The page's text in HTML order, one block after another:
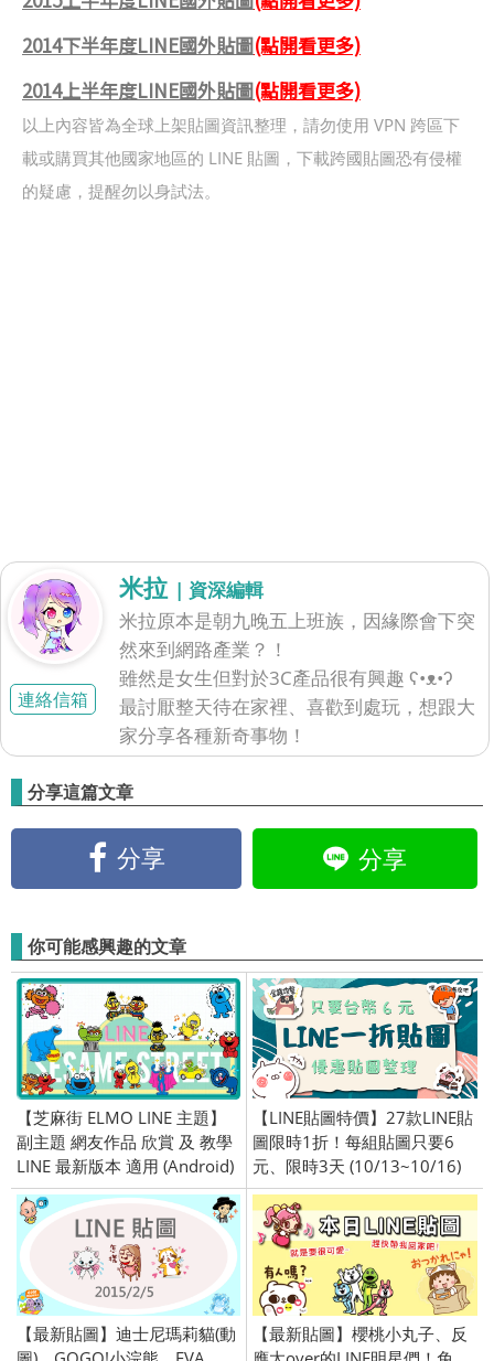
2014下半年度LINE國外貼圖(點開看更多)
2014上半年度LINE國外貼圖(點開看更多)
以上內容皆為全球上架貼圖資訊整理，請勿使用 VPN 跨區下
載或購買其他國家地區的 LINE 貼圖，下載跨國貼圖恐有侵權
的疑慮，提醒勿以身試法。
連絡信箱
米拉 | 資深編輯
米拉原本是朝九晚五上班族，因緣際會下突
然來到網路產業？！
雖然是女生但對於3C產品很有興趣 ʕ•ᴥ•ʔ
最討厭整天待在家裡、喜歡到處玩，想跟大
家分享各種新奇事物！
分享這篇文章
分享 分享
你可能感興趣的文章
【芝麻街 ELMO LINE 主題】
副主題 網友作品 欣賞 及 教學
LINE 最新版本 適用 (Android)
【LINE貼圖特價】27款LINE貼
圖限時1折！每組貼圖只要6
元、限時3天 (10/13~10/16)
【最新貼圖】迪士尼瑪莉貓(動
【最新貼圖】櫻桃小丸子、反